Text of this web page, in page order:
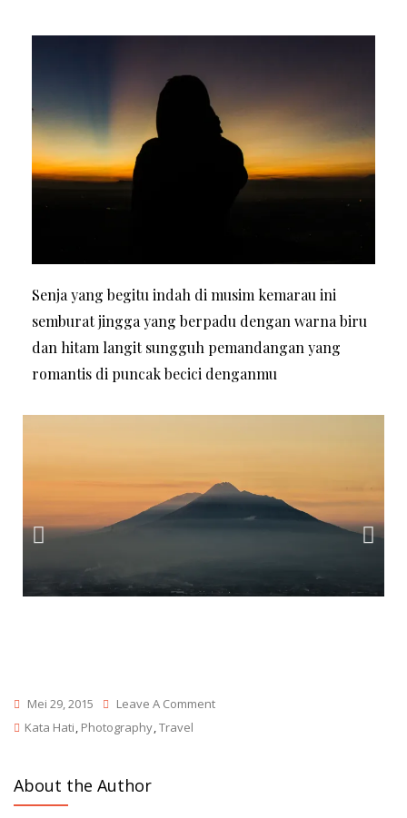
Senja yang begitu indah di musim kemarau ini
semburat jingga yang berpadu dengan warna biru
dan hitam langit sungguh pemandangan yang
romantis di puncak becici denganmu
Mei 29, 2015
Leave A Comment
Kata Hati, Photography,Travel
About the Author